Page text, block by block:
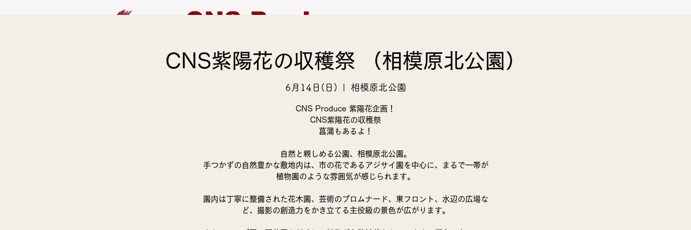
CNS Produce
EVENT モデル募集 支援活動 BLOG
CNS紫陽花の収穫祭 （相模原北公園）
6月14日(日) 相模原北公園
CNS Produce 紫陽花企画！
CNS紫陽花の収穫祭
菖蒲もあるよ！
自然と親しめる公園、相模原北公園。
手つかずの自然豊かな敷地内は、市の花であるアジサイ園を中心に、まるで一帯が
植物園のような雰囲気が感じられます。
園内は丁寧に整備された花木園、芸術のプロムナード、東フロント、水辺の広場な
ど、撮影の創造力をかき立てる主役級の景色が広がります。